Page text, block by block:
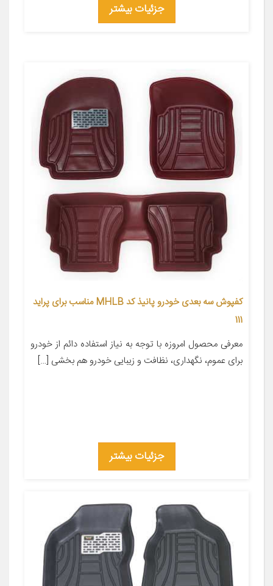
جزئیات بیشتر
کفپوش سه بعدی خودرو پانیذ کد MHLB مناسب برای پراید
111
معرفی محصول امروزه با توجه به نیاز استفاده دائم از خودرو
برای عموم، نگهداری، نظافت و زیبایی خودرو هم بخشی […]
جزئیات بیشتر